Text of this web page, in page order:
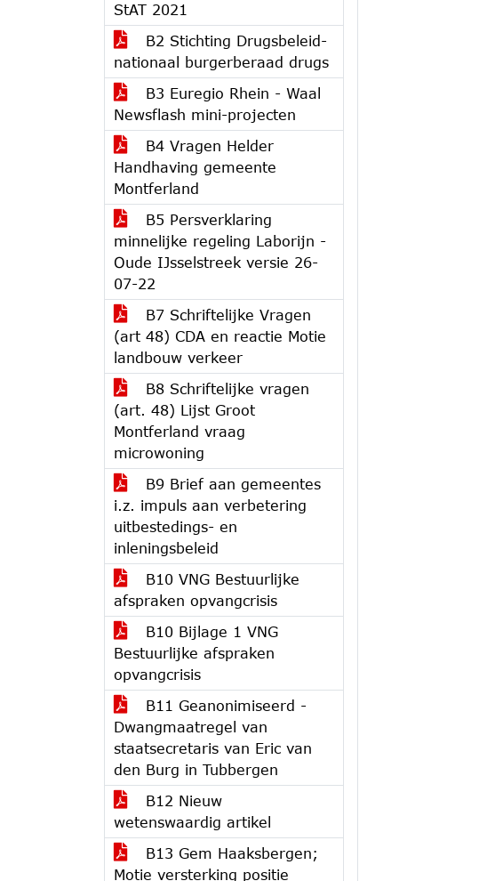
StAT 2021
B2 Stichting Drugsbeleid-
nationaal burgerberaad drugs
B3 Euregio Rhein - Waal
Newsflash mini-projecten
B4 Vragen Helder
Handhaving gemeente
Montferland
B5 Persverklaring
minnelijke regeling Laborijn -
Oude IJsselstreek versie 26-
07-22
B7 Schriftelijke Vragen
(art 48) CDA en reactie Motie
landbouw verkeer
B8 Schriftelijke vragen
(art. 48) Lijst Groot
Montferland vraag
microwoning
B9 Brief aan gemeentes
i.z. impuls aan verbetering
uitbestedings- en
inleningsbeleid
B10 VNG Bestuurlijke
afspraken opvangcrisis
B10 Bijlage 1 VNG
Bestuurlijke afspraken
opvangcrisis
B11 Geanonimiseerd -
Dwangmaatregel van
staatsecretaris van Eric van
den Burg in Tubbergen
B12 Nieuw
wetenswaardig artikel
B13 Gem Haaksbergen;
Motie versterking positie